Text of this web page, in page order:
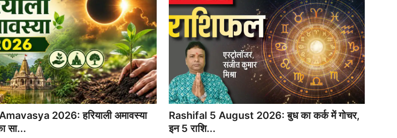
2026: हरियाली अमावस्या
सा...
Rashifal 5 August 2026: बुध का कर्क में गोचर,
इन 5 राशि...